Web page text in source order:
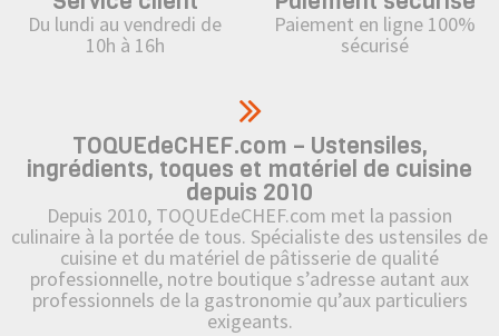
Du lundi au vendredi de
10h à 16h
Paiement en ligne 100%
sécurisé
TOQUEdeCHEF.com – Ustensiles,
ingrédients, toques et matériel de cuisine
depuis 2010
Depuis 2010, TOQUEdeCHEF.com met la passion
culinaire à la portée de tous. Spécialiste des ustensiles de
cuisine et du matériel de pâtisserie de qualité
professionnelle, notre boutique s’adresse autant aux
professionnels de la gastronomie qu’aux particuliers
exigeants.